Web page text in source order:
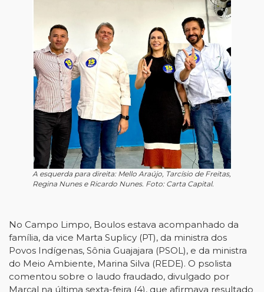
A esquerda para direita: Mello Araújo, Tarcísio de Freitas,
Regina Nunes e Ricardo Nunes. Foto: Carta Capital.
No Campo Limpo, Boulos estava acompanhado da
família, da vice Marta Suplicy (PT), da ministra dos
Povos Indígenas, Sônia Guajajara (PSOL), e da ministra
do Meio Ambiente, Marina Silva (REDE). O psolista
comentou sobre o laudo fraudado, divulgado por
Marçal na última sexta-feira (4), que afirmava resultado